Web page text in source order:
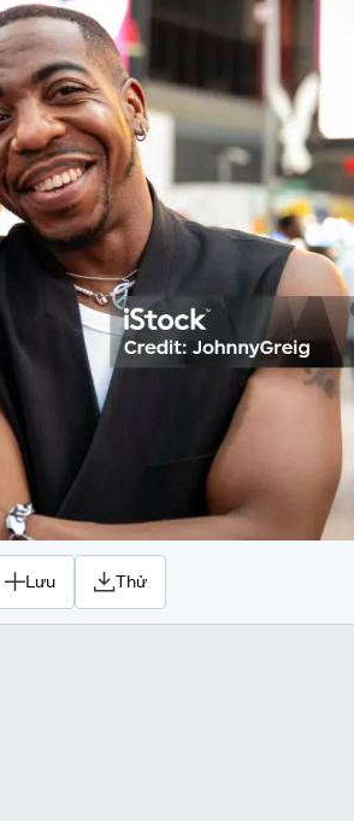
Lưu Thử